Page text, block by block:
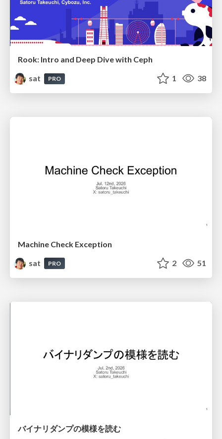
Rook: Intro and Deep Dive with Ceph
sat
PRO 1 38
Machine Check Exception
sat
PRO 2 51
バイナリダンプの模様を読む